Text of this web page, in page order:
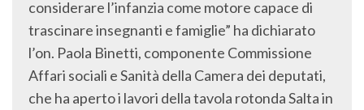
considerare l’infanzia come motore capace di
trascinare insegnanti e famiglie” ha dichiarato
l’on. Paola Binetti, componente Commissione
Affari sociali e Sanità della Camera dei deputati,
che ha aperto i lavori della tavola rotonda Salta in